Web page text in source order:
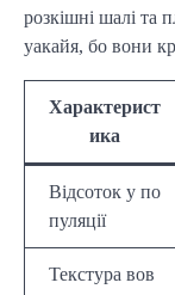
розкішні шалі та
уакайя, бо вони
Характерист
ика
Відсоток у по
пуляції
Текстура вов